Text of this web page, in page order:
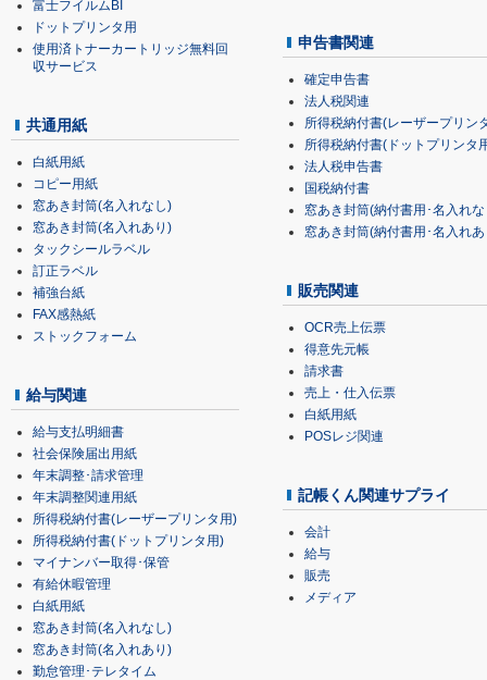
富士フイルムBI
ドットプリンタ用
使用済トナーカートリッジ無料回
収サービス
共通用紙
白紙用紙
コピー用紙
窓あき封筒(名入れなし)
窓あき封筒(名入れあり)
タックシールラベル
訂正ラベル
補強台紙
FAX感熱紙
ストックフォーム
給与関連
給与支払明細書
社会保険届出用紙
年末調整･請求管理
年末調整関連用紙
所得税納付書(レーザープリンタ用)
所得税納付書(ドットプリンタ用)
マイナンバー取得･保管
有給休暇管理
白紙用紙
窓あき封筒(名入れなし)
窓あき封筒(名入れあり)
勤怠管理･テレタイム
申告書関連
確定申告書
法人税関連
所得税納付書(レーザープリン
所得税納付書(ドットプリンタ
法人税申告書
国税納付書
窓あき封筒(納付書用･名入れ
窓あき封筒(納付書用･名入れ
販売関連
OCR売上伝票
得意先元帳
請求書
売上・仕入伝票
白紙用紙
POSレジ関連
記帳くん関連サプライ
会計
給与
販売
メディア